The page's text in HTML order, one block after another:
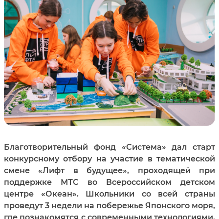
Благотворительный фонд «Система» дал старт
конкурсному отбору на участие в тематической
смене «Лифт в будущее», проходящей при
поддержке МТС во Всероссийском детском
центре «Океан». Школьники со всей страны
проведут 3 недели на побережье Японского моря,